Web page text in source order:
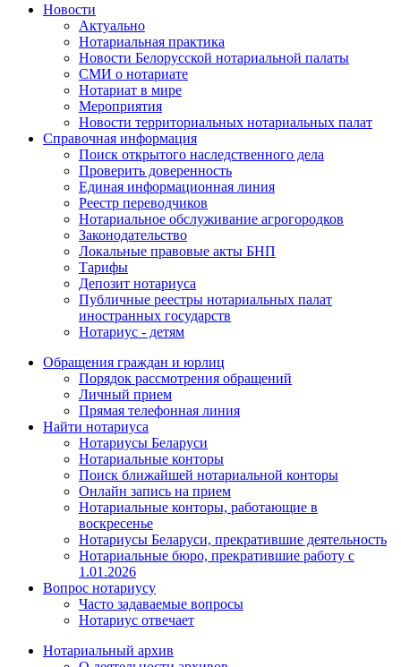
Новости
Актуально
Нотариальная практика
Новости Белорусской нотариальной палаты
СМИ о нотариате
Нотариат в мире
Мероприятия
Новости территориальных нотариальных палат
Справочная информация
Поиск открытого наследственного дела
Проверить доверенность
Единая информационная линия
Реестр переводчиков
Нотариальное обслуживание агрогородков
Законодательство
Локальные правовые акты БНП
Тарифы
Депозит нотариуса
Публичные реестры нотариальных палат
иностранных государств
Нотариус - детям
Обращения граждан и юрлиц
Порядок рассмотрения обращений
Личный прием
Прямая телефонная линия
Найти нотариуса
Нотариусы Беларуси
Нотариальные конторы
Поиск ближайшей нотариальной конторы
Онлайн запись на прием
Нотариальные конторы, работающие в
воскресенье
Нотариусы Беларуси, прекратившие деятельность
Нотариальные бюро, прекратившие работу с
1.01.2026
Вопрос нотариусу
Часто задаваемые вопросы
Нотариус отвечает
Нотариальный архив